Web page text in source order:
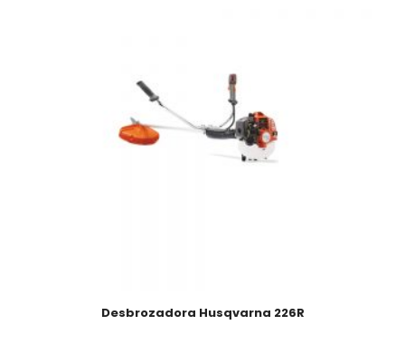
Desbrozadora Husqvarna 226R